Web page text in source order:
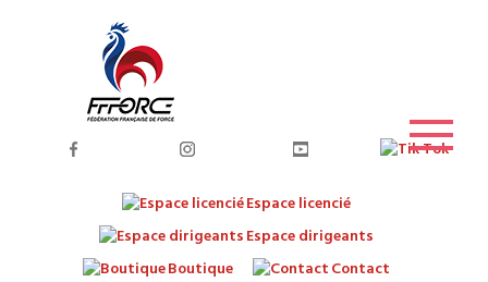
Espace licencié
Espace dirigeants
Boutique
Contact